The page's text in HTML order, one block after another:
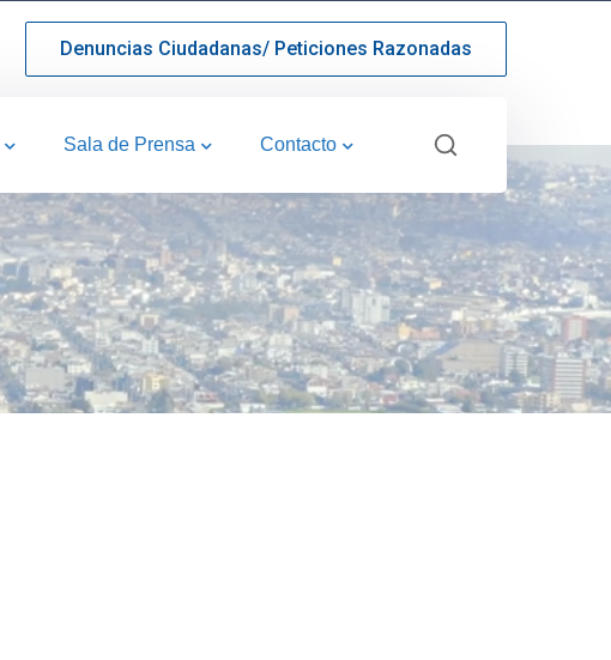
Denuncias Ciudadanas/ Peticiones Razonadas
Sala de Prensa Contacto